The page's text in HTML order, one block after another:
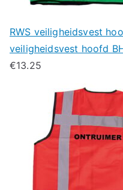
RWS veiligheidsvest
veiligheidsvest hoofd
€13.25